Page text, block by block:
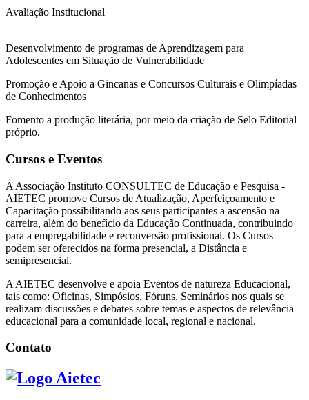
Avaliação Institucional
Desenvolvimento de programas de Aprendizagem para
Adolescentes em Situação de Vulnerabilidade
Promoção e Apoio a Gincanas e Concursos Culturais e Olimpíadas
de Conhecimentos
Fomento a produção literária, por meio da criação de Selo Editorial
próprio.
Cursos e Eventos
A Associação Instituto CONSULTEC de Educação e Pesquisa -
AIETEC promove Cursos de Atualização, Aperfeiçoamento e
Capacitação possibilitando aos seus participantes a ascensão na
carreira, além do benefício da Educação Continuada, contribuindo
para a empregabilidade e reconversão profissional. Os Cursos
podem ser oferecidos na forma presencial, a Distância e
semipresencial.
A AIETEC desenvolve e apoia Eventos de natureza Educacional,
tais como: Oficinas, Simpósios, Fóruns, Seminários nos quais se
realizam discussões e debates sobre temas e aspectos de relevância
educacional para a comunidade local, regional e nacional.
Contato